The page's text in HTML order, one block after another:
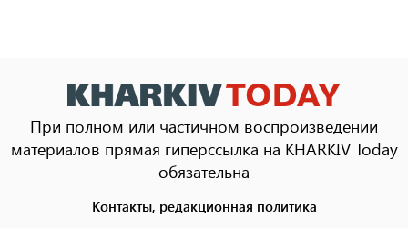
При полном или частичном воспроизведении
материалов прямая гиперссылка на KHARKIV Today
обязательна
Контакты, редакционная политика